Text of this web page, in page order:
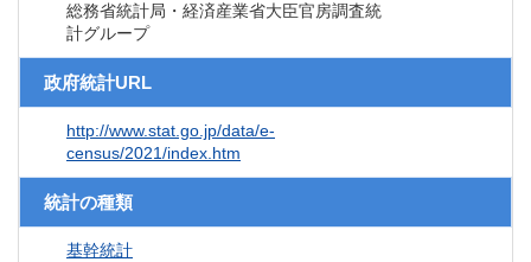
総務省統計局・経済産業省大臣官房調査統
計グループ
政府統計URL
http://www.stat.go.jp/data/e-
census/2021/index.htm
統計の種類
基幹統計